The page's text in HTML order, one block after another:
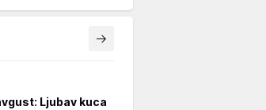
Ljubav kuca